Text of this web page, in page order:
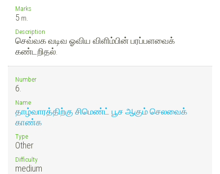
Marks
5 m.
Description
செவ்வக வடிவ ஓவிய விளிம்பின் பரப்பளவைக்
கண்டறிதல்.
Number
6.
Name
தாழ்வாரத்திற்கு சிமெண்ட் பூச ஆகும் செலவைக்
காண்க
Type
Other
Difficulty
medium